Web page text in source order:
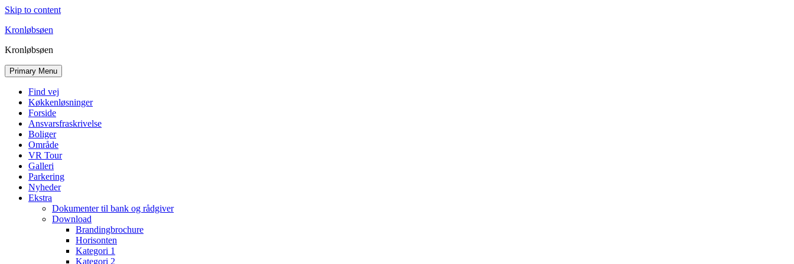
Skip to content
Kronløbsøen
Kronløbsøen
Primary Menu
Find vej
Køkkenløsninger
Forside
Ansvarsfraskrivelse
Boliger
Område
VR Tour
Galleri
Parkering
Nyheder
Ekstra
Dokumenter til bank og rådgiver
Download
Brandingbrochure
Horisonten
Kategori 1
Kategori 2